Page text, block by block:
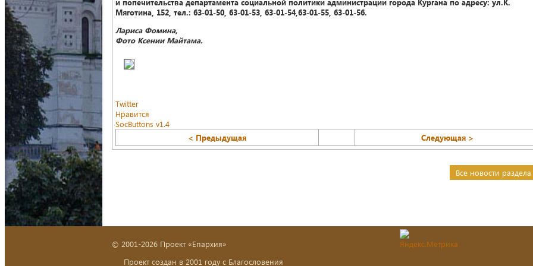
Мяготина, 152, тел.: 63-01-50, 63-01-53, 63-01-54,63-01-55, 63-01-56.
Лариса Фомина,
Фото Ксении Майтама.
Twitter
Нравится
SocButtons v1.4
< Предыдущая
Следующая >
Все новости
© 2001-2026 Проект «Епархия»
Проект создан в 2001 году с Благословения